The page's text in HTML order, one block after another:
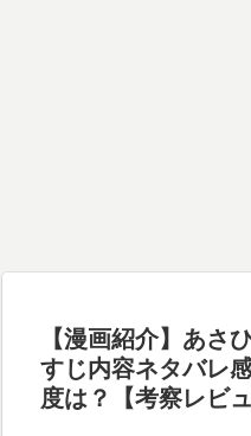
【漫画紹介】あさ
すじ内容ネタバレ
度は？【考察レビ